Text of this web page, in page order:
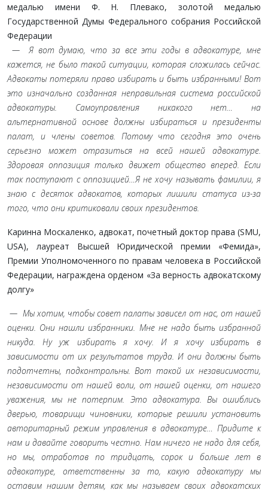
медалью имени Ф. Н. Плевако, золотой медалью
Государственной Думы Федерального собрания Российской
Федерации
— Я вот думаю, что за все эти годы в адвокатуре, мне
кажется, не было такой ситуации, которая сложилась сейчас.
Адвокаты потеряли право избирать и быть избранными! Вот
это изначально созданная неправильная система российской
адвокатуры. Самоуправления никакого нет… на
альтернативной основе должны избираться и президенты
палат, и члены советов. Потому что сегодня это очень
серьезно может отразиться на всей нашей адвокатуре.
Здоровая оппозиция только движет общество вперед. Если
так поступают с оппозицией…Я не хочу называть фамилии, я
знаю с десяток адвокатов, которых лишили статуса из-за
того, что они критиковали своих президентов.
Каринна Москаленко, адвокат, почетный доктор права (SMU,
USA), лауреат Высшей Юридической премии «Фемида»,
Премии Уполномоченного по правам человека в Российской
Федерации, награждена орденом «За верность адвокатскому
долгу»
— Мы хотим, чтобы совет палаты зависел от нас, от нашей
оценки. Они нашли избранники. Мне не надо быть избранной
никуда. Ну уж избирать я хочу. И я хочу избирать в
зависимости от их результатов труда. И они должны быть
подотчетны, подконтрольны. Вот такой их независимости,
независимости от нашей воли, от нашей оценки, от нашего
уважения, мы не потерпим. Это адвокатура. Вы ошиблись
дверью, товарищи чиновники, которые решили установить
авторитарный режим управления в адвокатуре… Придите к
нам и давайте говорить честно. Нам ничего не надо для себя,
но мы, отработав по тридцать, сорок и больше лет в
адвокатуре, ответственны за то, какую адвокатуру мы
оставим нашим детям, как мы называем своих адвокатских